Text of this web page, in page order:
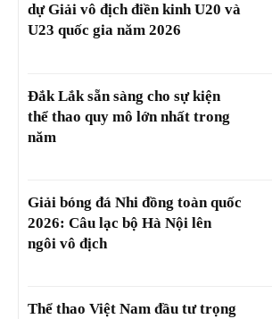
dự Giải vô địch điền kinh U20 và
U23 quốc gia năm 2026
Đắk Lắk sẵn sàng cho sự kiện
thể thao quy mô lớn nhất trong
năm
Giải bóng đá Nhi đồng toàn quốc
2026: Câu lạc bộ Hà Nội lên
ngôi vô địch
Thể thao Việt Nam đầu tư trọng